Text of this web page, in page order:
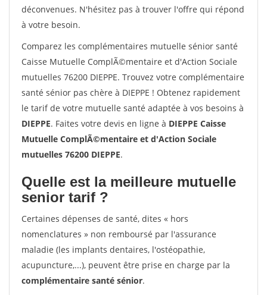
déconvenues. N'hésitez pas à trouver l'offre qui répond
à votre besoin.
Comparez les complémentaires mutuelle sénior santé
Caisse Mutuelle ComplÃ©mentaire et d'Action Sociale
mutuelles 76200 DIEPPE. Trouvez votre complémentaire
santé sénior pas chère à DIEPPE ! Obtenez rapidement
le tarif de votre mutuelle santé adaptée à vos besoins à
DIEPPE. Faites votre devis en ligne à DIEPPE Caisse
Mutuelle ComplÃ©mentaire et d'Action Sociale
mutuelles 76200 DIEPPE.
Quelle est la meilleure mutuelle
senior tarif ?
Certaines dépenses de santé, dites « hors
nomenclatures » non remboursé par l'assurance
maladie (les implants dentaires, l'ostéopathie,
acupuncture,...), peuvent être prise en charge par la
complémentaire santé sénior.